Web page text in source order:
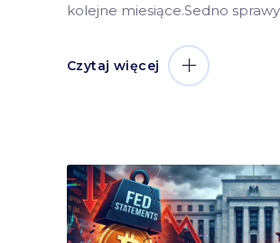
kolejne miesiące.Sedno sprawy
Czytaj więcej